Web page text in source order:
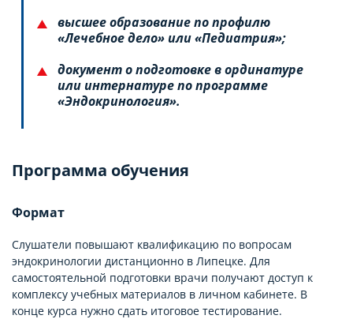
высшее образование по профилю
«Лечебное дело» или «Педиатрия»;
документ о подготовке в ординатуре
или интернатуре по программе
«Эндокринология».
Программа обучения
Формат
Слушатели повышают квалификацию по вопросам
эндокринологии дистанционно в Липецке. Для
самостоятельной подготовки врачи получают доступ к
комплексу учебных материалов в личном кабинете. В
конце курса нужно сдать итоговое тестирование.